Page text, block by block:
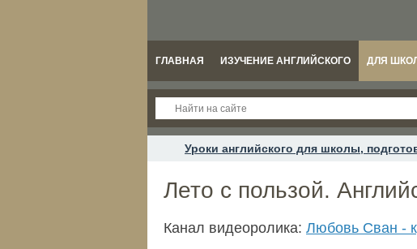
ГЛАВНАЯ ИЗУЧЕНИЕ АНГЛИЙСКОГО ДЛЯ
Уроки английского для школы,
Лето с пользой.
Канал видеоролика: Любовь Сван -